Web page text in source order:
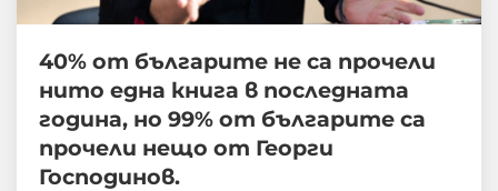
40% от българите не са прочели
нито една книга в последната
година, но 99% от българите са
прочели нещо от Георги
Господинов.